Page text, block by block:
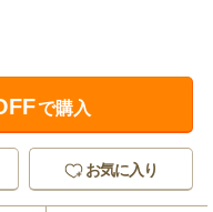
で購入
お気に入り